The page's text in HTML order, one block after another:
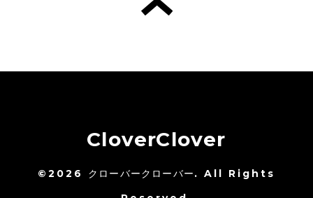
CloverClover
©2026 クローバークローバー. All Rights